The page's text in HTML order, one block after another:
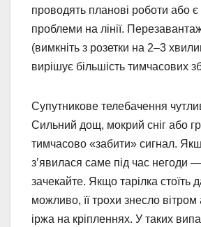
проводять планові роботи або є
проблеми на лінії.
(вимкніть з розетки на 2–3
вирішує більшість тимчасових
Супутникове телебачення
Сильний дощ, мокрий сніг або
тимчасово «забити» сигнал.
з’явилася саме під час негоди
зачекайте. Якщо тарілка стоїть
можливо, її трохи знесло вітром
іржа на кріпленнях. У таких